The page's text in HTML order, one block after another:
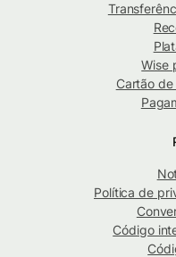
Wise
Cartão
Política de
Código